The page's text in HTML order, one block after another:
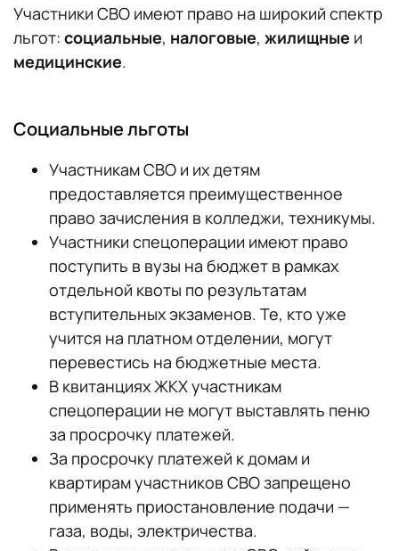
Участники СВО имеют право на широкий спектр
льгот: социальные, налоговые, жилищные и
медицинские.
Социальные льготы
Участникам СВО и их детям
предоставляется преимущественное
право зачисления в колледжи, техникумы.
Участники спецоперации имеют право
поступить в вузы на бюджет в рамках
отдельной квоты по результатам
вступительных экзаменов. Те, кто уже
учится на платном отделении, могут
перевестись на бюджетные места.
В квитанциях ЖКХ участникам
спецоперации не могут выставлять пеню
за просрочку платежей.
За просрочку платежей к домам и
квартирам участников СВО запрещено
применять приостановление подачи —
газа, воды, электричества.